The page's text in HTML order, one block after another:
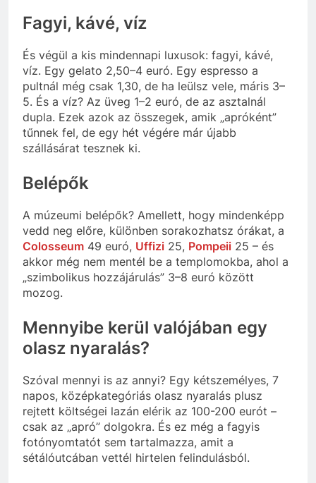
Fagyi, kávé, víz
És végül a kis mindennapi luxusok: fagyi, kávé,
víz. Egy gelato 2,50–4 euró. Egy espresso a
pultnál még csak 1,30, de ha leülsz vele, máris 3–
5. És a víz? Az üveg 1–2 euró, de az asztalnál
dupla. Ezek azok az összegek, amik „apróként”
tűnnek fel, de egy hét végére már újabb
szállásárat tesznek ki.
Belépők
A múzeumi belépők? Amellett, hogy mindenképp
vedd neg előre, különben sorakozhatsz órákat, a
Colosseum 49 euró, Uffizi 25, Pompeii 25 – és
akkor még nem mentél be a templomokba, ahol a
„szimbolikus hozzájárulás” 3–8 euró között
mozog.
Mennyibe kerül valójában egy
olasz nyaralás?
Szóval mennyi is az annyi? Egy kétszemélyes, 7
napos, középkategóriás olasz nyaralás plusz
rejtett költségei lazán elérik az 100-200 eurót –
csak az „apró” dolgokra. És ez még a fagyis
fotónyomtatót sem tartalmazza, amit a
sétálóutcában vettél hirtelen felindulásból.